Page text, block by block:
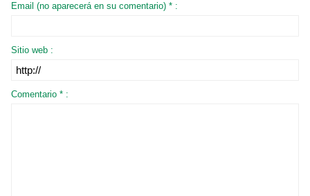
Email (no aparecerá en su comentario) * :
Sitio web :
Comentario * :